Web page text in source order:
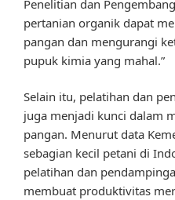
Penelitian dan
pertanian organik dapat
pangan dan mengurangi
pupuk kimia yang mahal.”
Selain itu, pelatihan dan
juga menjadi kunci dalam
pangan. Menurut data
sebagian kecil petani di
pelatihan dan
membuat produktivitas